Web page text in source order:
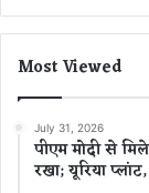
Most Viewed
July 31, 2026
पीएम मोदी से
रखा; यूरिया